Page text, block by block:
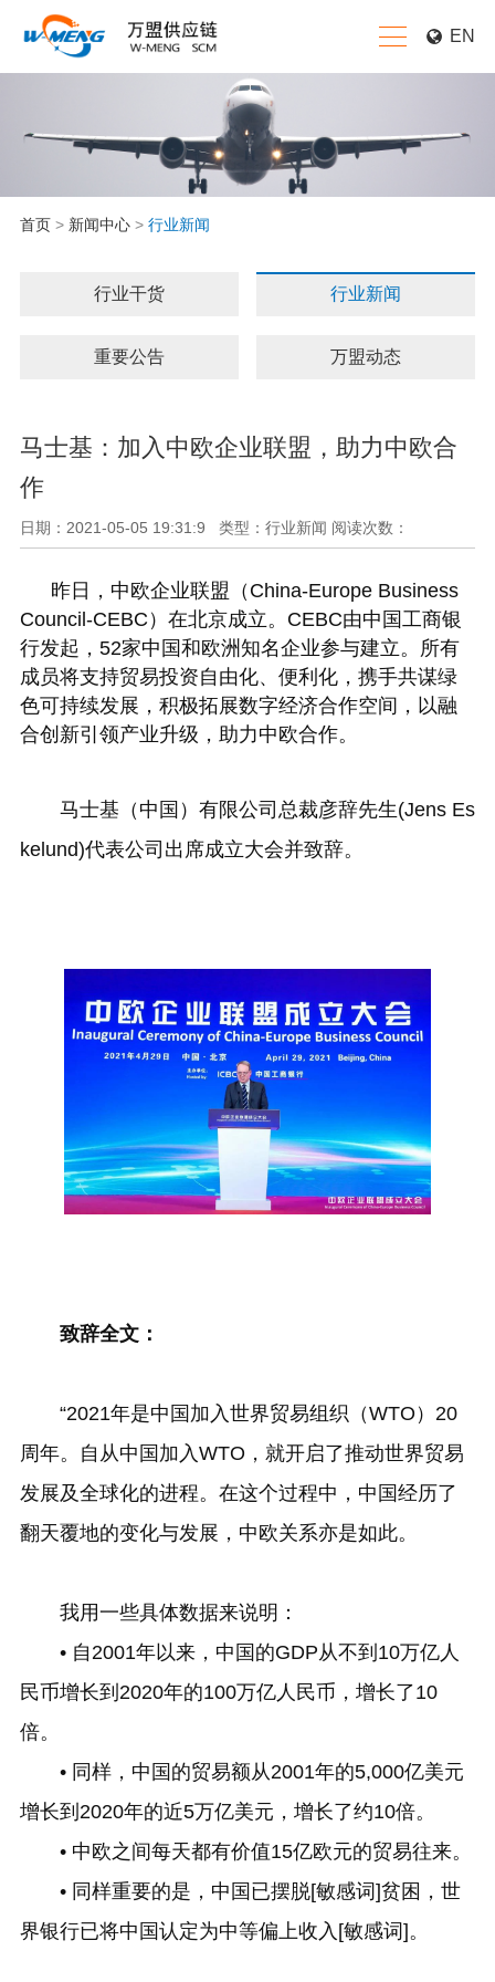
EN
首页> 新闻中心> 行业新闻
行业干货 行业新闻
重要公告 万盟动态
马士基：加入中欧企业联盟，助力中欧合
作
日期：2021-05-05 19:31:9 类型：行业新闻 阅读次数：
昨日，中欧企业联盟（China-Europe Business
Council-CEBC）在北京成立。CEBC由中国工商银
行发起，52家中国和欧洲知名企业参与建立。所有
成员将支持贸易投资自由化、便利化，携手共谋绿
色可持续发展，积极拓展数字经济合作空间，以融
合创新引领产业升级，助力中欧合作。
马士基（中国）有限公司总裁彦辞先生(Jens Es
kelund)代表公司出席成立大会并致辞。
致辞全文：
“2021年是中国加入世界贸易组织（WTO）20
周年。自从中国加入WTO，就开启了推动世界贸易
发展及全球化的进程。在这个过程中，中国经历了
翻天覆地的变化与发展，中欧关系亦是如此。
我用一些具体数据来说明：
• 自2001年以来，中国的GDP从不到10万亿人
民币增长到2020年的100万亿人民币，增长了10
倍。
•同样，中国的贸易额从2001年的5,000亿美元
增长到2020年的近5万亿美元，增长了约10倍。
•中欧之间每天都有价值15亿欧元的贸易往来。
•同样重要的是，中国已摆脱[敏感词]贫困，世
界银行已将中国认定为中等偏上收入[敏感词]。